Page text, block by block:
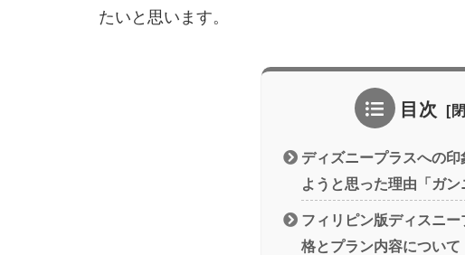
たいと思います。
目次
ディズニープラスへの印
ようと思った理由「ガン
フィリピン版ディスニー
格とプラン内容について